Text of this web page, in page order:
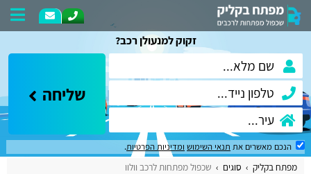
זקוק למנעולן רכב?
שליחה
הנכם מאשרים את תנאי השימוש ומדיניות הפרטיות.
מפתח בקליק סוגים שכפול מפתחות לרכב וולוו